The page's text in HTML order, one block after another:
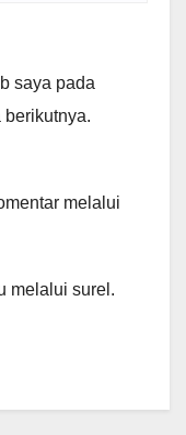
saya pada
berikutnya.
melalui
melalui surel.